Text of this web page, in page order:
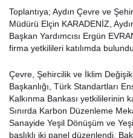
Toplantıya; Aydın Çevre ve
Müdürü Elçin KARADENİZ,
Başkan Yardımcısı Ergün
firma yetkilileri katılımda bulundu.
Çevre, Şehircilik ve İklim
Başkanlığı, Türk Standartları
Kalkınma Bankası yetkililerinin
Sınırda Karbon Düzenleme
Sanayide Yeşil Dönüşüm ve
başlıklı iki panel düzenlendi.